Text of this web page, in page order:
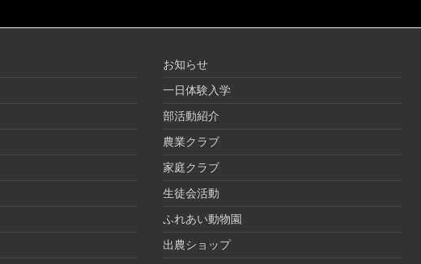
お知らせ
一日体験入学
部活動紹介
農業クラブ
家庭クラブ
生徒会活動
ふれあい動物園
出農ショップ